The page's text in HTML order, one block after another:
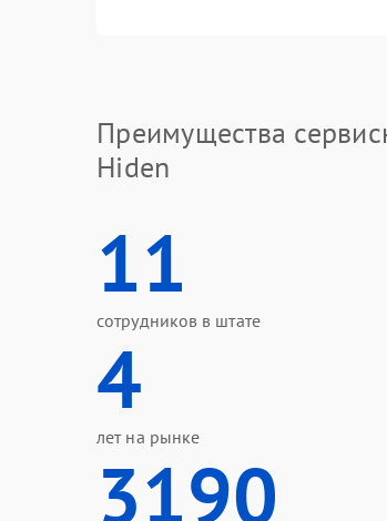
Преимущества
Hiden
11
сотрудников в штате
4
лет на рынке
3190